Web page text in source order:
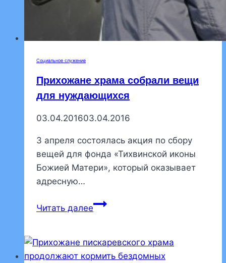
Социальное служение
Прихожане храма собрали вещи
для нуждающихся
03.04.201603.04.2016
3 апреля состоялась акция по сбору
вещей для фонда «Тихвинской иконы
Божией Матери», который оказывает
адресную…
Читать далееПрихожане
вещи
для